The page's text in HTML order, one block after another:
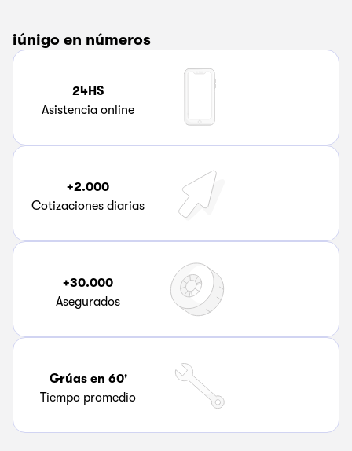
iúnigo en números
24HS
Asistencia online
+2.000
Cotizaciones diarias
+30.000
Asegurados
Grúas en 60'
Tiempo promedio